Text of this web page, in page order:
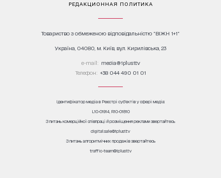
РЕДАКЦИОННАЯ ПОЛИТИКА
Товариство з обмеженою відповідальністю "ВІЖН 1+1"
Україна, 04080, м. Київ, вул. Кирилівська, 23
е-mail: media@1plus1.tv
Телефон: +38 044 490 01 01
Ідентифікатор медіа в Реєстрі суб’єктів у сфері медіа:
L10-01914, R10-01810
З питань комерційної співпраці й розміщення реклами звертайтесь
digital.sale@1plus1.tv
З питань алгоритмічних продажів звертайтесь
traffic-team@1plus1.tv